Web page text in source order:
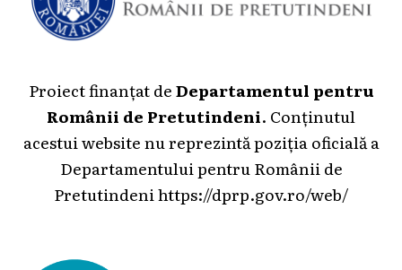
Proiect finanțat deDepartamentul pentru
Românii de Pretutindeni. Conținutul
acestui website nu reprezintă poziția oficială a
Departamentului pentru Românii de
Pretutindeni https://dprp.gov.ro/web/